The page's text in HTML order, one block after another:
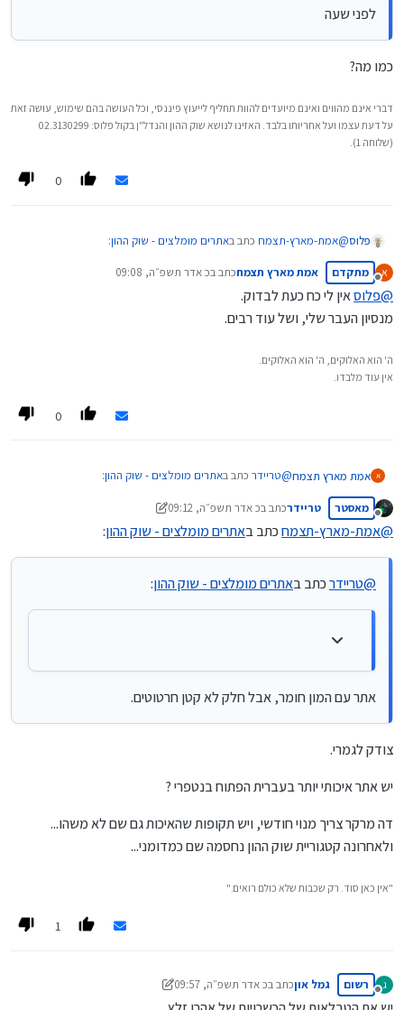
לפני שעה
כמו מה?
דברי אינם מהווים ואינם מיועדים להוות תחליף לייעוץ פיננסי, וכל העושה בהם שימוש, עושה זאת
על דעת עצמו ועל אחריותו בלבד. האזינו לנושא שוק ההון והנדל"ן בקול פלוס: 02.3130299
(שלוחה 1).
0
פלוס@אמת-מארץ-תצמח כתב באתרים מומלצים - שוק ההון:
אתר עם המון חומר, אבל חלק לא קטן חרטוטים.
לפני שעה
א
מנותק
מתקדם אמת מארץ תצמחכתב בכ אדר תשפ״ה, 09:08
נערך לאחרונה על ידי
@פלוסאין לי כח כעת לבדוק.
מנסיון העבר שלי, ושל עוד רבים.
ה' הוא האלוקים, ה' הוא האלוקים.
אין עוד מלבדו.
0
א אמת מארץ תצמח@טריידר כתב באתרים מומלצים - שוק ההון:
ביזפורטל - חדשות שוק ההון
אתר עם המון חומר, אבל חלק לא קטן חרטוטים.
מנותק
מאסטר טריידרכתב בכ אדר תשפ״ה, 09:12
נערך לאחרונה על ידי טריידר
@אמת-מארץ-תצמחכתב באתרים מומלצים - שוק ההון:
@טריידרכתב באתרים מומלצים - שוק ההון:
אתר עם המון חומר, אבל חלק לא קטן חרטוטים.
צודק לגמרי.
יש אתר איכותי יותר בעברית הפתוח בנטפרי ?
דה מרקר צריך מנוי חודשי, ויש תקופות שהאיכות גם שם לא משהו...
ולאחרונה קטגוריית שוק ההון נחסמה שם כמדומני...
"אין כאן סוד. רק שכבות שלא כולם רואים."
1
ג
מנותק
רשום גמל אוןכתב בכ אדר תשפ״ה, 09:57
נערך לאחרונה על ידי גמל און